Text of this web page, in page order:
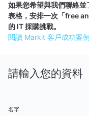
如果您希望與我們聯絡
表格，安排一次「free
的 IT 採購挑戰。
閱讀 Markit 客戶成功案例
請輸入您的資料
名字